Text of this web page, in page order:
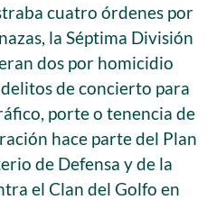
cuatro órdenes por
la Séptima División
dos por homicidio
de concierto para
porte o tenencia de
hace parte del Plan
de Defensa y de la
el Clan del Golfo en